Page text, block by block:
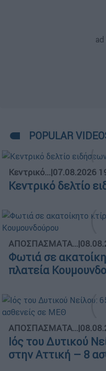
POPULAR
Κεντρικό...|07.08.2026
Κεντρικό δελτίο
ΑΠΟΣΠΑΣΜΑΤΑ...|
Φωτιά σε
πλατεία
ΑΠΟΣΠΑΣΜΑΤΑ...|
Ιός του Δυτικού
στην Αττική – 8